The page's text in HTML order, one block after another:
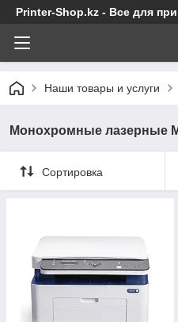
Printer-Shop.kz - Все для
Наши товары и услуги
Монохромные лазерные
Сортировка